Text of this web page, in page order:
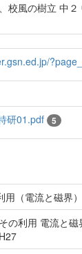
校風の樹立 中
研01.pdf 5
（電流と磁界）
の利用 電流と磁